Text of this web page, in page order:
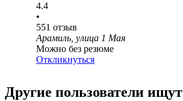
4.4
•
551 отзыв
Арамиль, улица 1 Мая
Можно без резюме
Откликнуться
Другие пользователи ищут